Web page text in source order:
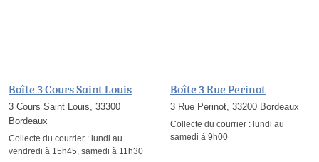
Boîte 3 Cours Saint Louis
3 Cours Saint Louis, 33300
Bordeaux
Collecte du courrier : lundi au
vendredi à 15h45, samedi à 11h30
Boîte 3 Rue Perinot
3 Rue Perinot, 33200 Bordeaux
Collecte du courrier : lundi au
samedi à 9h00